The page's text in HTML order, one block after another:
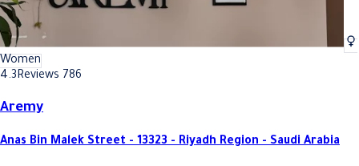
Women
4.3Reviews 786
Aremy
Anas Bin Malek Street - 13323 - Riyadh Region - Saudi Arabia